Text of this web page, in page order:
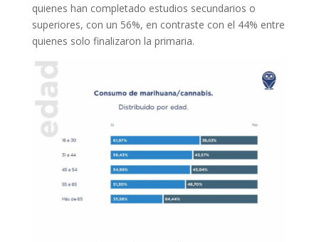
quienes han completado estudios secundarios o
superiores, con un 56%, en contraste con el 44% entre
quienes solo finalizaron la primaria.